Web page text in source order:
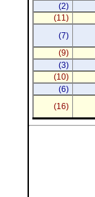
(2)
(11)
(7)
(9)
(3)
(10)
(6)
(16)